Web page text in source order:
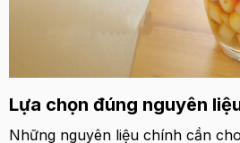
Lựa chọn đúng nguyên
Những nguyên liệu chính cần